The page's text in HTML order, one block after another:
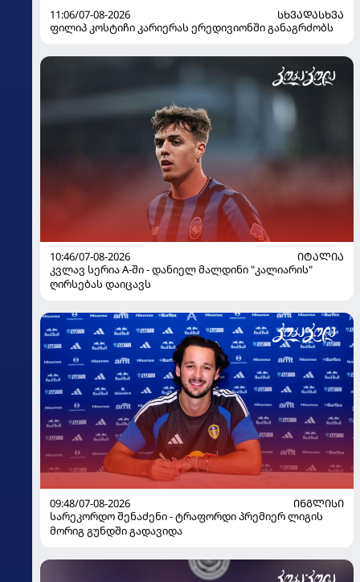
11:06/07-08-2026
ᲡᲮᲕᲐᲓᲐᲡᲮᲕᲐ
ფილიპ კოსტიჩი კარიერას ერედივიონში განაგრძობს
10:46/07-08-2026
ᲘᲢᲐᲚᲘᲐ
კვლავ სერია A-ში - დანიელ მალდინი "კალიარის"
ღირსებას დაიცავს
09:48/07-08-2026
ᲘᲜᲒᲚᲘᲡᲘ
სარეკორდო შენაძენი - ტრაფორდი პრემიერ ლიგის
მორიგ გუნდში გადავიდა